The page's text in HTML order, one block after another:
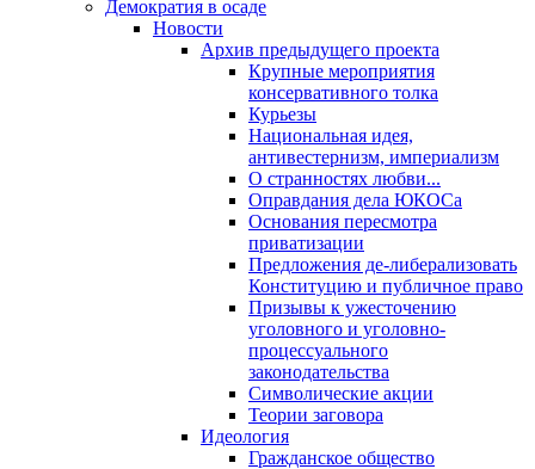
Демократия в осаде
Новости
Архив предыдущего проекта
Крупные мероприятия
консервативного толка
Курьезы
Национальная идея,
антивестернизм, империализм
О странностях любви...
Оправдания дела ЮКОСа
Основания пересмотра
приватизации
Предложения де-либерализовать
Конституцию и публичное право
Призывы к ужесточению
уголовного и уголовно-
процессуального
законодательства
Символические акции
Теории заговора
Идеология
Гражданское общество